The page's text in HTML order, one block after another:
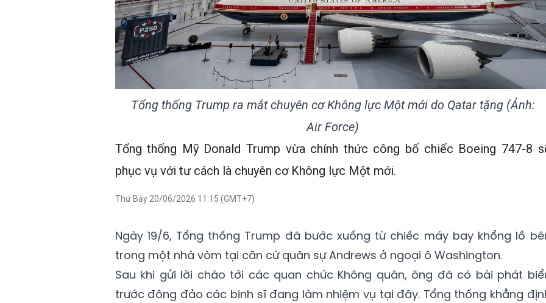
Tổng thống Trump ra mắt chuyên cơ Không lực Một mới do Qatar tặng (Ảnh:
Air Force)
Tổng thống Mỹ Donald Trump vừa chính thức công bố chiếc Boeing 747-8
phục vụ với tư cách là chuyên cơ Không lực Một mới.
Thứ Bảy 20/06/2026 11:15 (GMT+7)
Ngày 19/6, Tổng thống Trump đã bước xuống từ chiếc máy bay khổng lồ
trong một nhà vòm tại căn cứ quân sự Andrews ở ngoại ô Washington.
Sau khi gửi lời chào tới các quan chức Không quân, ông đã có bài phát
trước đông đảo các binh sĩ đang làm nhiệm vụ tại đây. Tổng thống khẳng